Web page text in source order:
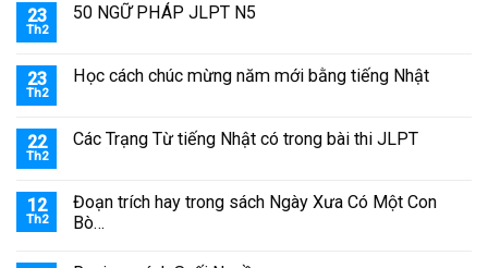
23
Th2
50 NGỮ PHÁP JLPT N5
23
Th2
Học cách chúc mừng năm mới bằng tiếng Nhật
22
Th2
Các Trạng Từ tiếng Nhật có trong bài thi JLPT
12
Th2
Đoạn trích hay trong sách Ngày Xưa Có Một Con
Bò…